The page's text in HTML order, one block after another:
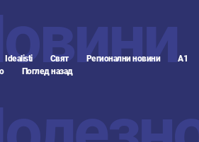
Idealisti Свят Регионални новини А1
Поглед назад